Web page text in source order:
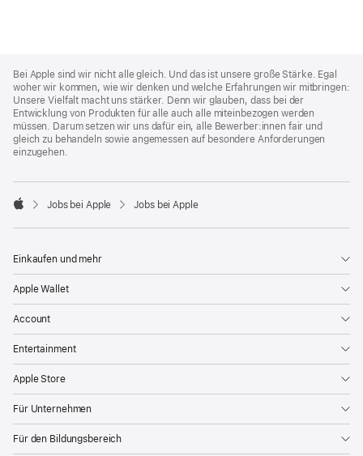
Footer
Bei Apple sind wir nicht alle gleich. Und das ist unsere große Stärke. Egal
woher wir kommen, wie wir denken und welche Erfahrungen wir mitbringen:
Unsere Vielfalt macht uns stärker. Denn wir glauben, dass bei der
Entwicklung von Produkten für alle auch alle miteinbezogen werden
müssen. Darum setzen wir uns dafür ein, alle Bewerber:innen fair und
gleich zu behandeln sowie angemessen auf besondere Anforderungen
einzugehen.

Jobs bei Apple Jobs bei Apple
Einkaufen und mehr
Apple Wallet
Account
Entertainment
Apple Store
Für Unternehmen
Für den Bildungsbereich